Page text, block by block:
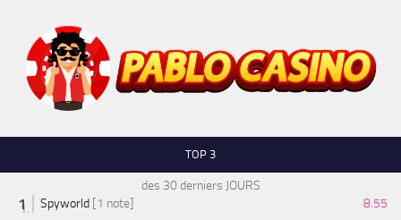
TOP 3
des 30 derniers JOURS
Spyworld [1 note]
8.55